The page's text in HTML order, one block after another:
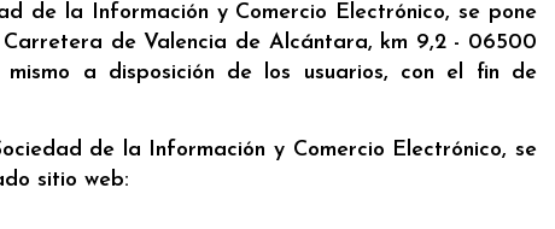
de la Información y Comercio Electrónico, se pone
Carretera de Valencia de Alcántara, km 9,2 - 06500
a disposición de los usuarios, con el fin de
de la Información y Comercio Electrónico, se
sitio web: